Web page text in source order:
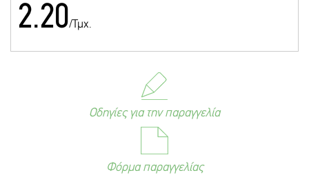
2.20/Τμχ.
Οδηγίες για την παραγγελία
Φόρμα παραγγελίας